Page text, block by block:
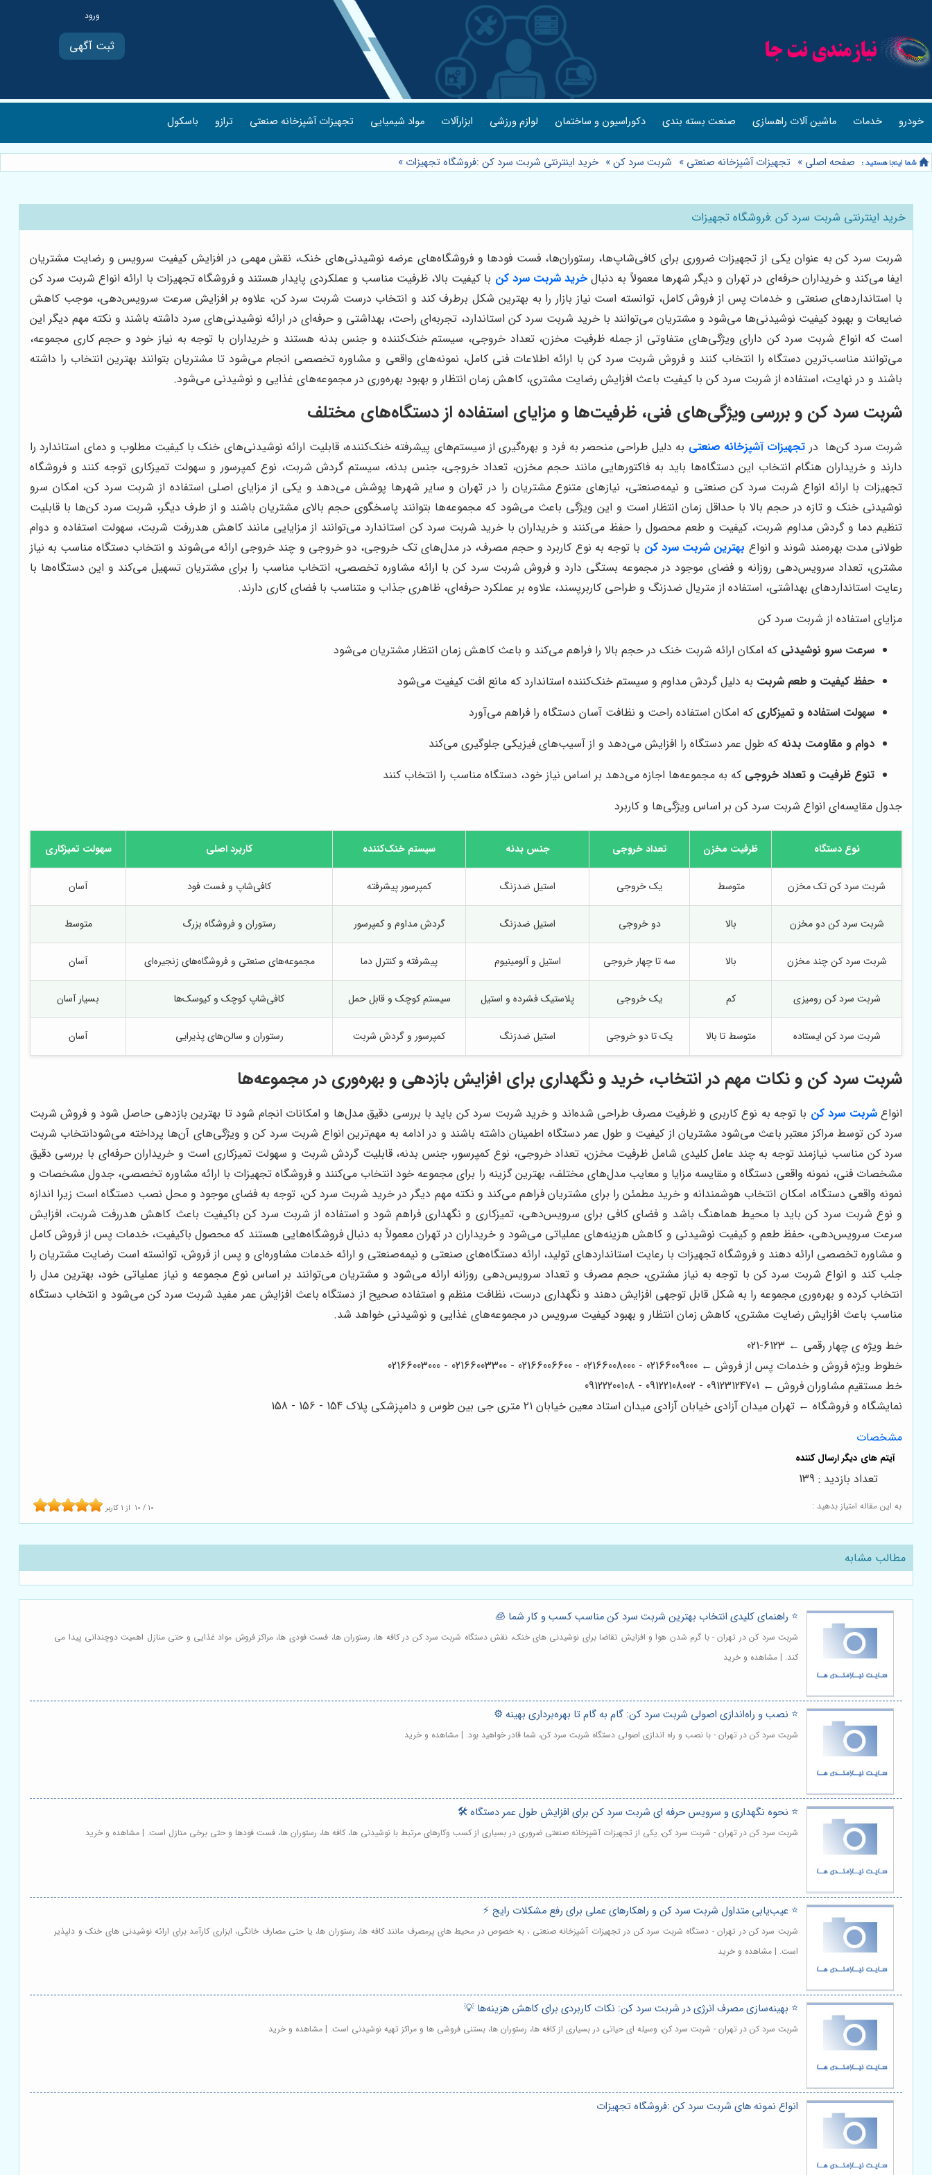
ثبت آگهی
خودرو خدمات ماشین آلات راهسازی صنعت بسته بندی دکوراسیون و ساختمان لوازم ورزشی ابزارآلات مواد شیمیایی تجهیزات آشپزخانه صنعتی ترازو باسکول
صفحه اصلی » تجهیزات آشپزخانه صنعتی » شربت سرد کن» خرید اینترنتی شربت سرد کن :فروشگاه تجهیزات »
خرید اینترنتی شربت سرد کن :فروشگاه تجهیزات
شربت سرد کن به عنوان یکی از تجهیزات ضروری برای کافی‌شاپ‌ها، رستوران‌ها، فست فودها و فروشگاه‌های عرضه نوشیدنی‌های خنک، نقش مهمی در افزایش کیفیت سرویس و رضایت مشتریان
ایفا می‌کند و خریداران حرفه‌ای در تهران و دیگر شهرها معمولاً به دنبال خرید شربت سرد کن با کیفیت بالا، ظرفیت مناسب و عملکردی پایدار هستند و فروشگاه تجهیزات با ارائه انواع شربت سرد کن
با استانداردهای صنعتی و خدمات پس از فروش کامل، توانسته است نیاز بازار را به بهترین شکل برطرف کند و انتخاب درست شربت سرد کن، علاوه بر افزایش سرعت سرویس‌دهی، موجب کاهش
ضایعات و بهبود کیفیت نوشیدنی‌ها می‌شود و مشتریان می‌توانند با خرید شربت سرد کن استاندارد، تجربه‌ای راحت، بهداشتی و حرفه‌ای در ارائه نوشیدنی‌های سرد داشته باشند و نکته مهم دیگر این
است که انواع شربت سرد کن دارای ویژگی‌های متفاوتی از جمله ظرفیت مخزن، تعداد خروجی، سیستم خنک‌کننده و جنس بدنه هستند و خریداران با توجه به نیاز خود و حجم کاری مجموعه،
می‌توانند مناسب‌ترین دستگاه را انتخاب کنند و فروش شربت سرد کن با ارائه اطلاعات فنی کامل، نمونه‌های واقعی و مشاوره تخصصی انجام می‌شود تا مشتریان بتوانند بهترین انتخاب را داشته
باشند و در نهایت، استفاده از شربت سرد کن با کیفیت باعث افزایش رضایت مشتری، کاهش زمان انتظار و بهبود بهره‌وری در مجموعه‌های غذایی و نوشیدنی می‌شود.
شربت سرد کن و بررسی ویژگی‌های فنی، ظرفیت‌ها و مزایای استفاده از دستگاه‌های مختلف
شربت سرد کن‌ها در تجهیزات آشپزخانه صنعتی به دلیل طراحی منحصر به فرد و بهره‌گیری از سیستم‌های پیشرفته خنک‌کننده، قابلیت ارائه نوشیدنی‌های خنک با کیفیت مطلوب و دمای استاندارد را
دارند و خریداران هنگام انتخاب این دستگاه‌ها باید به فاکتورهایی مانند حجم مخزن، تعداد خروجی، جنس بدنه، سیستم گردش شربت، نوع کمپرسور و سهولت تمیزکاری توجه کنند و فروشگاه
تجهیزات با ارائه انواع شربت سرد کن صنعتی و نیمه‌صنعتی، نیازهای متنوع مشتریان را در تهران و سایر شهرها پوشش می‌دهد و یکی از مزایای اصلی استفاده از شربت سرد کن، امکان سرو
نوشیدنی خنک و تازه در حجم بالا با حداقل زمان انتظار است و این ویژگی باعث می‌شود که مجموعه‌ها بتوانند پاسخگوی حجم بالای مشتریان باشند و از طرف دیگر، شربت سرد کن‌ها با قابلیت
تنظیم دما و گردش مداوم شربت، کیفیت و طعم محصول را حفظ می‌کنند و خریداران با خرید شربت سرد کن استاندارد می‌توانند از مزایایی مانند کاهش هدررفت شربت، سهولت استفاده و دوام
طولانی مدت بهره‌مند شوند و انواع بهترین شربت سرد کن با توجه به نوع کاربرد و حجم مصرف، در مدل‌های تک خروجی، دو خروجی و چند خروجی ارائه می‌شوند و انتخاب دستگاه مناسب به نیاز
مشتری، تعداد سرویس‌دهی روزانه و فضای موجود در مجموعه بستگی دارد و فروش شربت سرد کن با ارائه مشاوره تخصصی، انتخاب مناسب را برای مشتریان تسهیل می‌کند و این دستگاه‌ها با
رعایت استانداردهای بهداشتی، استفاده از متریال ضدزنگ و طراحی کاربرپسند، علاوه بر عملکرد حرفه‌ای، ظاهری جذاب و متناسب با فضای کاری دارند.
مزایای استفاده از شربت سرد کن
سرعت سرو نوشیدنی که امکان ارائه شربت خنک در حجم بالا را فراهم می‌کند و باعث کاهش زمان انتظار مشتریان می‌شود
حفظ کیفیت و طعم شربت به دلیل گردش مداوم و سیستم خنک‌کننده استاندارد که مانع افت کیفیت می‌شود
سهولت استفاده و تمیزکاری که امکان استفاده راحت و نظافت آسان دستگاه را فراهم می‌آورد
دوام و مقاومت بدنه که طول عمر دستگاه را افزایش می‌دهد و از آسیب‌های فیزیکی جلوگیری می‌کند
تنوع ظرفیت و تعداد خروجی که به مجموعه‌ها اجازه می‌دهد بر اساس نیاز خود، دستگاه مناسب را انتخاب کنند
جدول مقایسه‌ای انواع شربت سرد کن بر اساس ویژگی‌ها و کاربرد
نوع دستگاه ظرفیت مخزن تعداد خروجی جنس بدنه سیستم خنک‌کننده کاربرد اصلی سهولت تمیزکاری
شربت سرد کن تک مخزن متوسط یک خروجی استیل ضدزنگ کمپرسور پیشرفته کافی‌شاپ و فست فود آسان
شربت سرد کن دو مخزن بالا دو خروجی استیل ضدزنگ گردش مداوم و کمپرسور رستوران و فروشگاه بزرگ متوسط
شربت سرد کن چند مخزن بالا سه تا چهار خروجی استیل و آلومینیوم پیشرفته و کنترل دما مجموعه‌های صنعتی و فروشگاه‌های زنجیره‌ای آسان
شربت سرد کن رومیزی کم یک خروجی پلاستیک فشرده و استیل سیستم کوچک و قابل حمل کافی‌شاپ کوچک و کیوسک‌ها بسیار آسان
شربت سرد کن ایستاده متوسط تا بالا یک تا دو خروجی استیل ضدزنگ کمپرسور و گردش شربت رستوران و سالن‌های پذیرایی آسان
شربت سرد کن و نکات مهم در انتخاب، خرید و نگهداری برای افزایش بازدهی و بهره‌وری در مجموعه‌ها
انواعشربت سرد کن‌ با توجه به نوع کاربری و ظرفیت مصرف طراحی شده‌اند و خرید شربت سرد کن باید با بررسی دقیق مدل‌ها و امکانات انجام شود تا بهترین بازدهی حاصل شود و فروش شربت
سرد کن توسط مراکز معتبر باعث می‌شود مشتریان از کیفیت و طول عمر دستگاه اطمینان داشته باشند و در ادامه به مهم‌ترین انواع شربت سرد کن و ویژگی‌های آن‌ها پرداخته می‌شودانتخاب شربت
سرد کن مناسب نیازمند توجه به چند عامل کلیدی شامل ظرفیت مخزن، تعداد خروجی، نوع کمپرسور، جنس بدنه، قابلیت گردش شربت و سهولت تمیزکاری است و خریداران حرفه‌ای با بررسی دقیق
مشخصات فنی، نمونه واقعی دستگاه و مقایسه مزایا و معایب مدل‌های مختلف، بهترین گزینه را برای مجموعه خود انتخاب می‌کنند و فروشگاه تجهیزات با ارائه مشاوره تخصصی، جدول مشخصات و
نمونه واقعی دستگاه، امکان انتخاب هوشمندانه و خرید مطمئن را برای مشتریان فراهم می‌کند و نکته مهم دیگر در خرید شربت سرد کن، توجه به فضای موجود و محل نصب دستگاه است زیرا اندازه
و نوع شربت سرد کن باید با محیط هماهنگ باشد و فضای کافی برای سرویس‌دهی، تمیزکاری و نگهداری فراهم شود و استفاده از شربت سرد کن باکیفیت باعث کاهش هدررفت شربت، افزایش
سرعت سرویس‌دهی، حفظ طعم و کیفیت نوشیدنی و کاهش هزینه‌های عملیاتی می‌شود و خریداران در تهران معمولاً به دنبال فروشگاه‌هایی هستند که محصول باکیفیت، خدمات پس از فروش کامل
و مشاوره تخصصی ارائه دهند و فروشگاه تجهیزات با رعایت استانداردهای تولید، ارائه دستگاه‌های صنعتی و نیمه‌صنعتی و ارائه خدمات مشاوره‌ای و پس از فروش، توانسته است رضایت مشتریان را
جلب کند و انواع شربت سرد کن با توجه به نیاز مشتری، حجم مصرف و تعداد سرویس‌دهی روزانه ارائه می‌شود و مشتریان می‌توانند بر اساس نوع مجموعه و نیاز عملیاتی خود، بهترین مدل را
انتخاب کرده و بهره‌وری مجموعه را به شکل قابل توجهی افزایش دهند و نگهداری درست، نظافت منظم و استفاده صحیح از دستگاه باعث افزایش عمر مفید شربت سرد کن می‌شود و انتخاب دستگاه
مناسب باعث افزایش رضایت مشتری، کاهش زمان انتظار و بهبود کیفیت سرویس در مجموعه‌های غذایی و نوشیدنی خواهد شد.
خط ویژه ی چهار رقمی ← 6123-021
خطوط ویژه فروش و خدمات پس از فروش ← 02166009000 - 02166008000 - 02166006600 - 02166003300 - 02166003000
خط مستقیم مشاوران فروش ← 09123124701 - 09122108002 - 09122200108
نمایشگاه و فروشگاه ← تهران میدان آزادی خیابان آزادی میدان استاد معین خیابان ۲۱ متری جی بین طوس و دامپزشکی پلاک 154 - 156 - 158
مشخصات
به این مقاله امتیاز بدهید : 10 / 10 از 1 کاربر
تعداد بازدید : 139
مطالب مشابه
⭐️ راهنمای کلیدی انتخاب بهترین شربت سرد کن مناسب کسب و کار شما 🧊
شربت سرد کن در تهران - با گرم شدن هوا و افزایش تقاضا برای نوشیدنی های خنک، نقش دستگاه شربت سرد کن در کافه ها، رستوران ها، فست فودی ها، مراکز فروش مواد غذایی و حتی منازل اهمیت دوچندانی پیدا می
کند. | مشاهده و خرید
⭐️ نصب و راه‌اندازی اصولی شربت سرد کن: گام به گام تا بهره‌برداری بهینه ⚙️
شربت سرد کن در تهران - با نصب و راه اندازی اصولی دستگاه شربت سرد کن، شما قادر خواهید بود. | مشاهده و خرید
⭐️ نحوه نگهداری و سرویس حرفه ای شربت سرد کن برای افزایش طول عمر دستگاه 🛠️
شربت سرد کن در تهران - شربت سرد کن، یکی از تجهیزات آشپزخانه صنعتی ضروری در بسیاری از کسب وکارهای مرتبط با نوشیدنی ها، کافه ها، رستوران ها، فست فودها و حتی برخی منازل است. | مشاهده و خرید
⭐️ عیب‌یابی متداول شربت سرد کن و راهکارهای عملی برای رفع مشکلات رایج ⚡
شربت سرد کن در تهران - دستگاه شربت سرد کن در تجهیزات آشپزخانه صنعتی ، به خصوص در محیط های پرمصرف مانند کافه ها، رستوران ها، یا حتی مصارف خانگی، ابزاری کارآمد برای ارائه نوشیدنی های خنک و دلپذیر
است. | مشاهده و خرید
⭐️ بهینه‌سازی مصرف انرژی در شربت سرد کن: نکات کاربردی برای کاهش هزینه‌ها 💡
شربت سرد کن در تهران - شربت سرد کن، وسیله ای حیاتی در بسیاری از کافه ها، رستوران ها، بستنی فروشی ها و مراکز تهیه نوشیدنی است. | مشاهده و خرید
انواع نمونه های شربت سرد کن :فروشگاه تجهیزات